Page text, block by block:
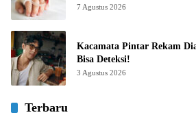
7 Agustus 2026
Kacamata Pintar Rekam
Bisa Deteksi!
3 Agustus 2026
Terbaru